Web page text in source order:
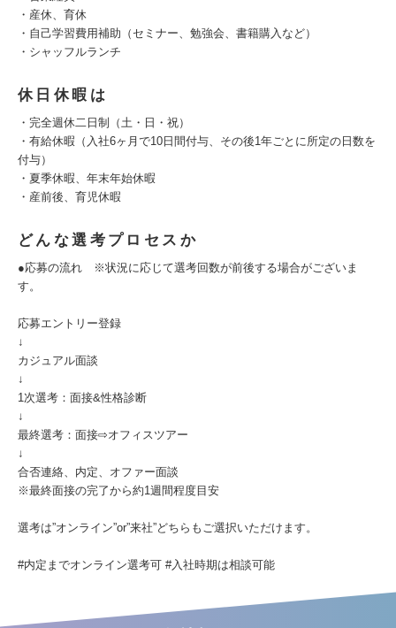
・産休、育休
・自己学習費用補助（セミナー、勉強会、書籍購入など）
・シャッフルランチ
休日休暇は
・完全週休二日制（土・日・祝）
・有給休暇（入社6ヶ月で10日間付与、その後1年ごとに所定の日数を
付与）
・夏季休暇、年末年始休暇
・産前後、育児休暇
どんな選考プロセスか
●応募の流れ ※状況に応じて選考回数が前後する場合がございま
す。
応募エントリー登録
↓
カジュアル面談
↓
1次選考：面接&性格診断
↓
最終選考：面接⇨オフィスツアー
↓
合否連絡、内定、オファー面談
※最終面接の完了から約1週間程度目安
選考は”オンライン”or”来社”どちらもご選択いただけます。
#内定までオンライン選考可 #入社時期は相談可能